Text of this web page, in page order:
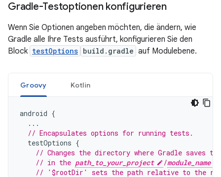
Gradle-Testoptionen konfigurieren
Wenn Sie Optionen angeben möchten, die ändern, wie
Gradle alle Ihre Tests ausführt, konfigurieren Sie den
Block testOptions build.gradle auf Modulebene.
Groovy Kotlin
android {
...
// Encapsulates options for running tests.
testOptions {
// Changes the directory where Gradle saves
// in the path_to_your_project /module_name
// '$rootDir' sets the path relative to the